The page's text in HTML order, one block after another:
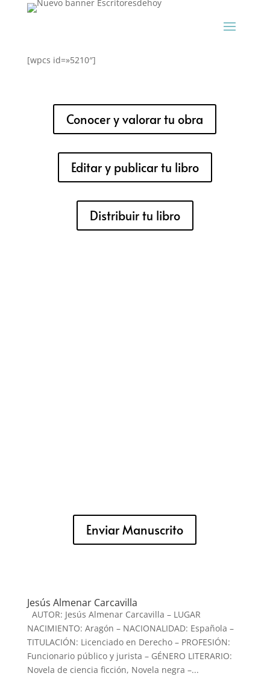
[wpcs id=»5210″]
Conocer y valorar tu obra
Editar y publicar tu libro
Distribuir tu libro
Enviar Manuscrito
Jesús Almenar Carcavilla
AUTOR: Jesús Almenar Carcavilla – LUGAR
NACIMIENTO: Aragón – NACIONALIDAD: Española –
TITULACIÓN: Licenciado en Derecho – PROFESIÓN:
Funcionario público y jurista – GÉNERO LITERARIO:
Novela de ciencia ficción, Novela negra –...